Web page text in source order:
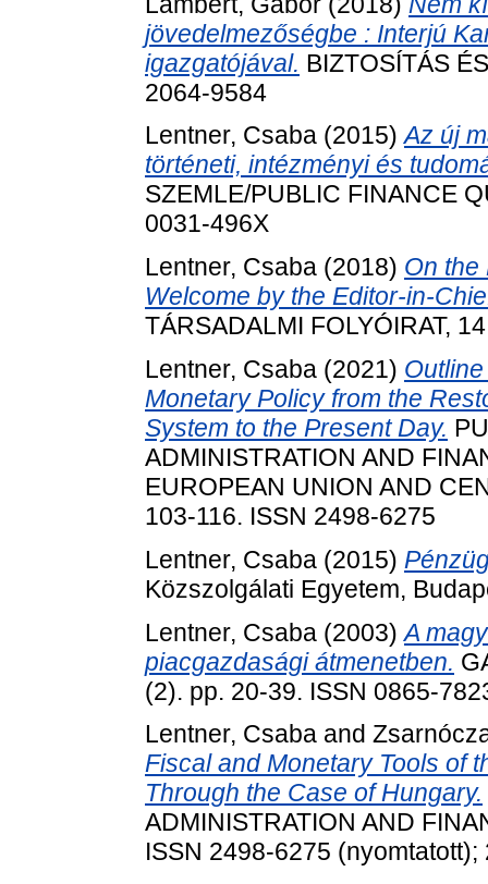
jövedelmezőségbe : Interjú
igazgatójával. BIZTOSÍTÁS
2064-9584
Lentner, Csaba (2015)Az új
történeti, intézményi és
SZEMLE/PUBLIC FINANCE
0031-496X
Lentner, Csaba (2018) On the
Welcome by the Editor-in-
TÁRSADALMI FOLYÓIRAT,
Lentner, Csaba (2021)
Monetary Policy from the
System to the Present Day.
ADMINISTRATION AND
EUROPEAN UNION AND
103-116. ISSN 2498-6275
Lentner, Csaba (2015)
Közszolgálati Egyetem,
Lentner, Csaba (2003)A
piacgazdasági átmenetben.
(2). pp. 20-39. ISSN 0865-
Lentner, Csaba and
Fiscal and Monetary Tools of
Through the Case of Hungary.
ADMINISTRATION AND
ISSN 2498-6275